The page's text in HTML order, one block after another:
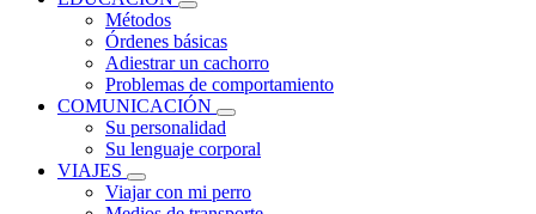
Métodos
Órdenes básicas
Adiestrar un cachorro
Problemas de comportamiento
COMUNICACIÓN
Su personalidad
Su lenguaje corporal
VIAJES
Viajar con mi perro